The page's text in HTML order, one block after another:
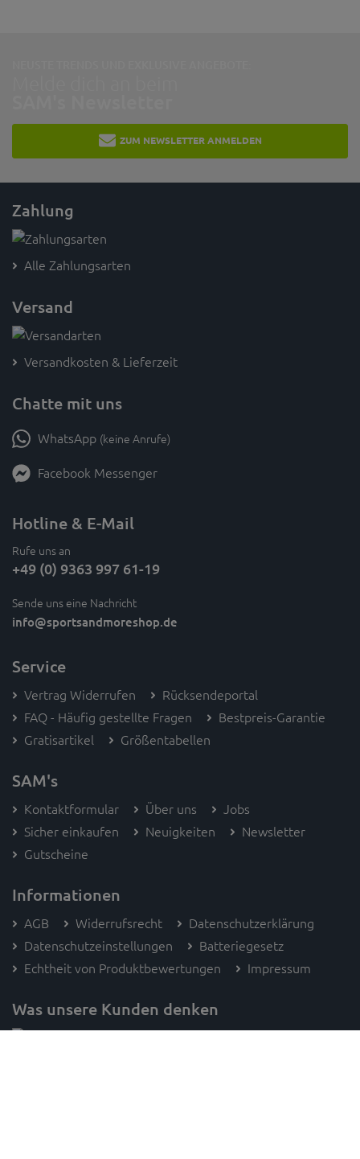
ZUM NEWSLETTER ANMELDEN
Zahlung
Alle Zahlungsarten
Versand
Versandkosten & Lieferzeit
Chatte mit uns
WhatsApp (keine Anrufe)
Facebook Messenger
Hotline & E-Mail
Rufe uns an
+49 (0) 9363 997 61-19
Sende uns eine Nachricht
info@sportsandmoreshop.de
Service
Vertrag Widerrufen
Rücksendeportal
FAQ - Häufig gestellte Fragen
Bestpreis-Garantie
Gratisartikel
Größentabellen
SAM's
Kontaktformular Über uns
Jobs
Sicher einkaufen
Neuigkeiten
Newsletter
Gutscheine
Informationen
AGB Widerrufsrecht
Datenschutzerklärung
Datenschutzeinstellungen
Batteriegesetz
Echtheit von Produktbewertungen
Impressum
Was unsere Kunden denken